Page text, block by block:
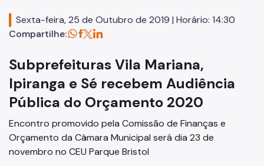
Autorização para Eventos
Zeladoria Urbana
Cata-Bagulho
CADES/VM
Termo de Cooperação
Sexta-feira, 25 de Outubro de 2019 | Horário: 14:30
Compartilhe:
Subprefeituras Vila Mariana,
Ipiranga e Sé recebem Audiência
Pública do Orçamento 2020
Encontro promovido pela Comissão de Finanças e
Orçamento da Câmara Municipal será dia 23 de
novembro no CEU Parque Bristol